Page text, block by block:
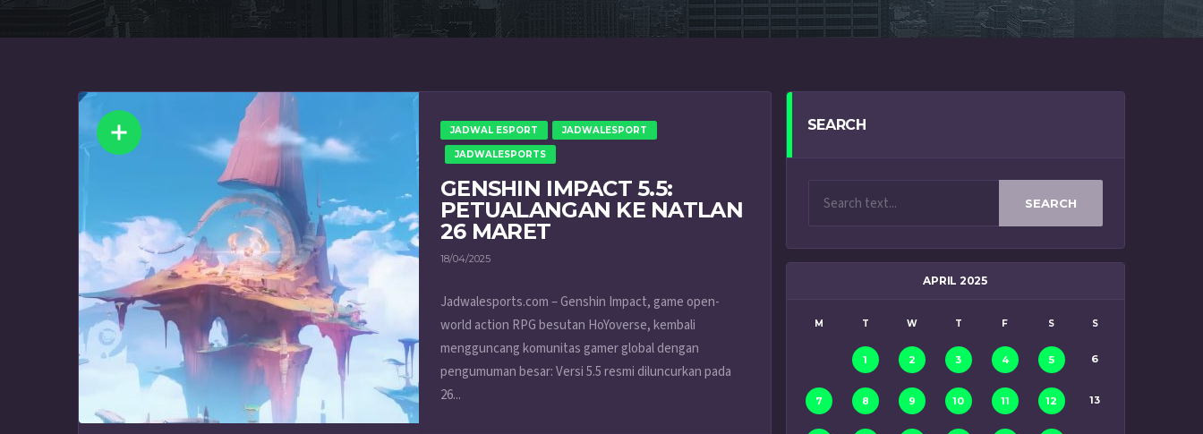
JADWAL ESPORT JADWALESPORT
JADWALESPORTS
GENSHIN IMPACT 5.5:
PETUALANGAN KE NATLAN
26 MARET
18/04/2025
Jadwalesports.com – Genshin Impact, game open-
world action RPG besutan HoYoverse, kembali
mengguncang komunitas gamer global dengan
pengumuman besar: Versi 5.5 resmi diluncurkan pada
26...
SEARCH
SEARCH
APRIL 2025
M T W T F S S
1 2 3 4 5 6
7 8 9 10 11 12 13